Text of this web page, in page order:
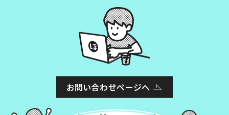
お問い合わせページへ